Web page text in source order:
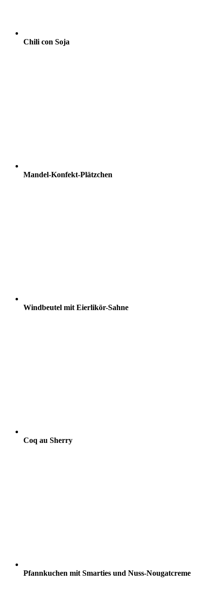
Chili con Soja
Mandel-Konfekt-Plätzchen
Windbeutel mit Eierlikör-Sahne
Coq au Sherry
Pfannkuchen mit Smarties und Nuss-Nougatcreme